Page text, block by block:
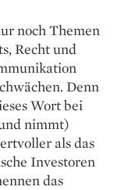
noch Themen
Recht und
Denn
Wort bei
nimmt)
als das
Investoren
das